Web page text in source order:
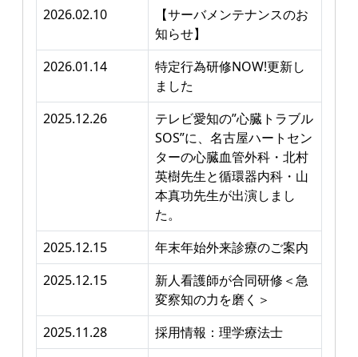
2026.02.10
【サーバメンテナンスのお
知らせ】
2026.01.14
特定行為研修NOW!更新し
ました
2025.12.26
テレビ愛知の”心臓トラブル
SOS”に、名古屋ハートセン
ターの心臓血管外科・北村
英樹先生と循環器内科・山
本真功先生が出演しまし
た。
2025.12.15
年末年始外来診療のご案内
2025.12.15
新人看護師が合同研修＜急
変察知の力を磨く＞
2025.11.28
採用情報：理学療法士